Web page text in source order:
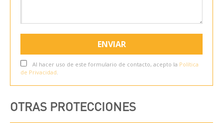
Al hacer uso de este formulario de contacto, acepto la Política
de Privacidad.
OTRAS PROTECCIONES